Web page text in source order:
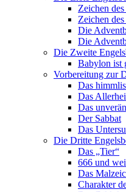
Zeichen
Zeichen
Die
Die
Die Zweite
Babylon ist
Vorbereitung zur
Das
Das
Das
Der Sabbat
Das
Die Dritte
Das „Tier“
666 und
Das
Charakter